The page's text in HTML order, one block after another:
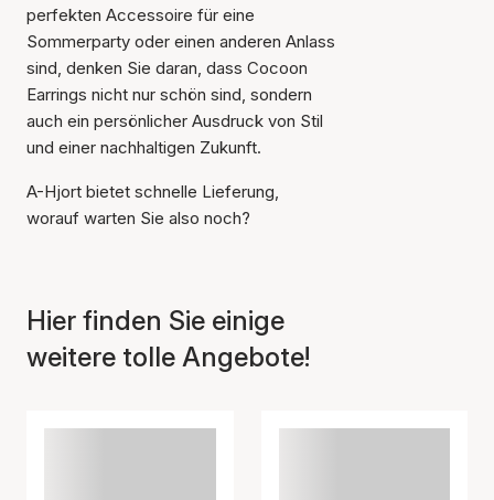
perfekten Accessoire für eine
Sommerparty oder einen anderen Anlass
sind, denken Sie daran, dass Cocoon
Earrings nicht nur schön sind, sondern
auch ein persönlicher Ausdruck von Stil
und einer nachhaltigen Zukunft.
A-Hjort bietet schnelle Lieferung,
worauf warten Sie also noch?
Hier finden Sie einige
weitere tolle Angebote!